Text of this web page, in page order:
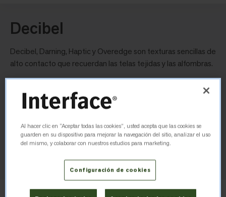
Decibel
Decibel, Darning, Haptic y Overedge son texturas sencillas de
alto contacto que recuerdan las telas tejidas y las alfombras.
Imágenes de losetas en alta resolución
Descargar especificaciones
Al hacer clic en “Aceptar todas las cookies”, usted acepta que las cookies se
guarden en su dispositivo para mejorar la navegación del sitio, analizar el uso
del mismo, y colaborar con nuestros estudios para marketing.
Configuración de cookies